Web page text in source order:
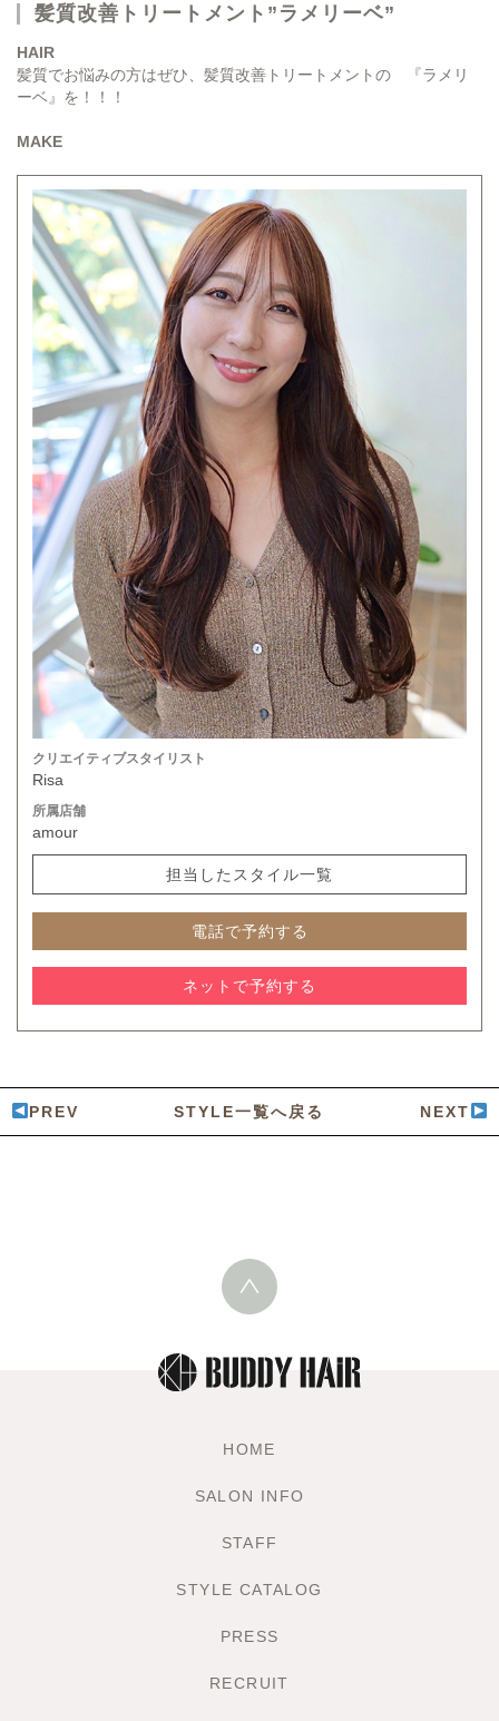
髪質改善トリートメント”ラメリーベ”
HAIR
髪質でお悩みの方はぜひ、髪質改善トリートメントの 『ラメリ
ーベ』を！！！
MAKE
クリエイティブスタイリスト
Risa
所属店舗
amour
担当したスタイル一覧
電話で予約する
ネットで予約する
PREV STYLE一覧へ戻る NEXT
HOME
SALON INFO
STAFF
STYLE CATALOG
PRESS
RECRUIT